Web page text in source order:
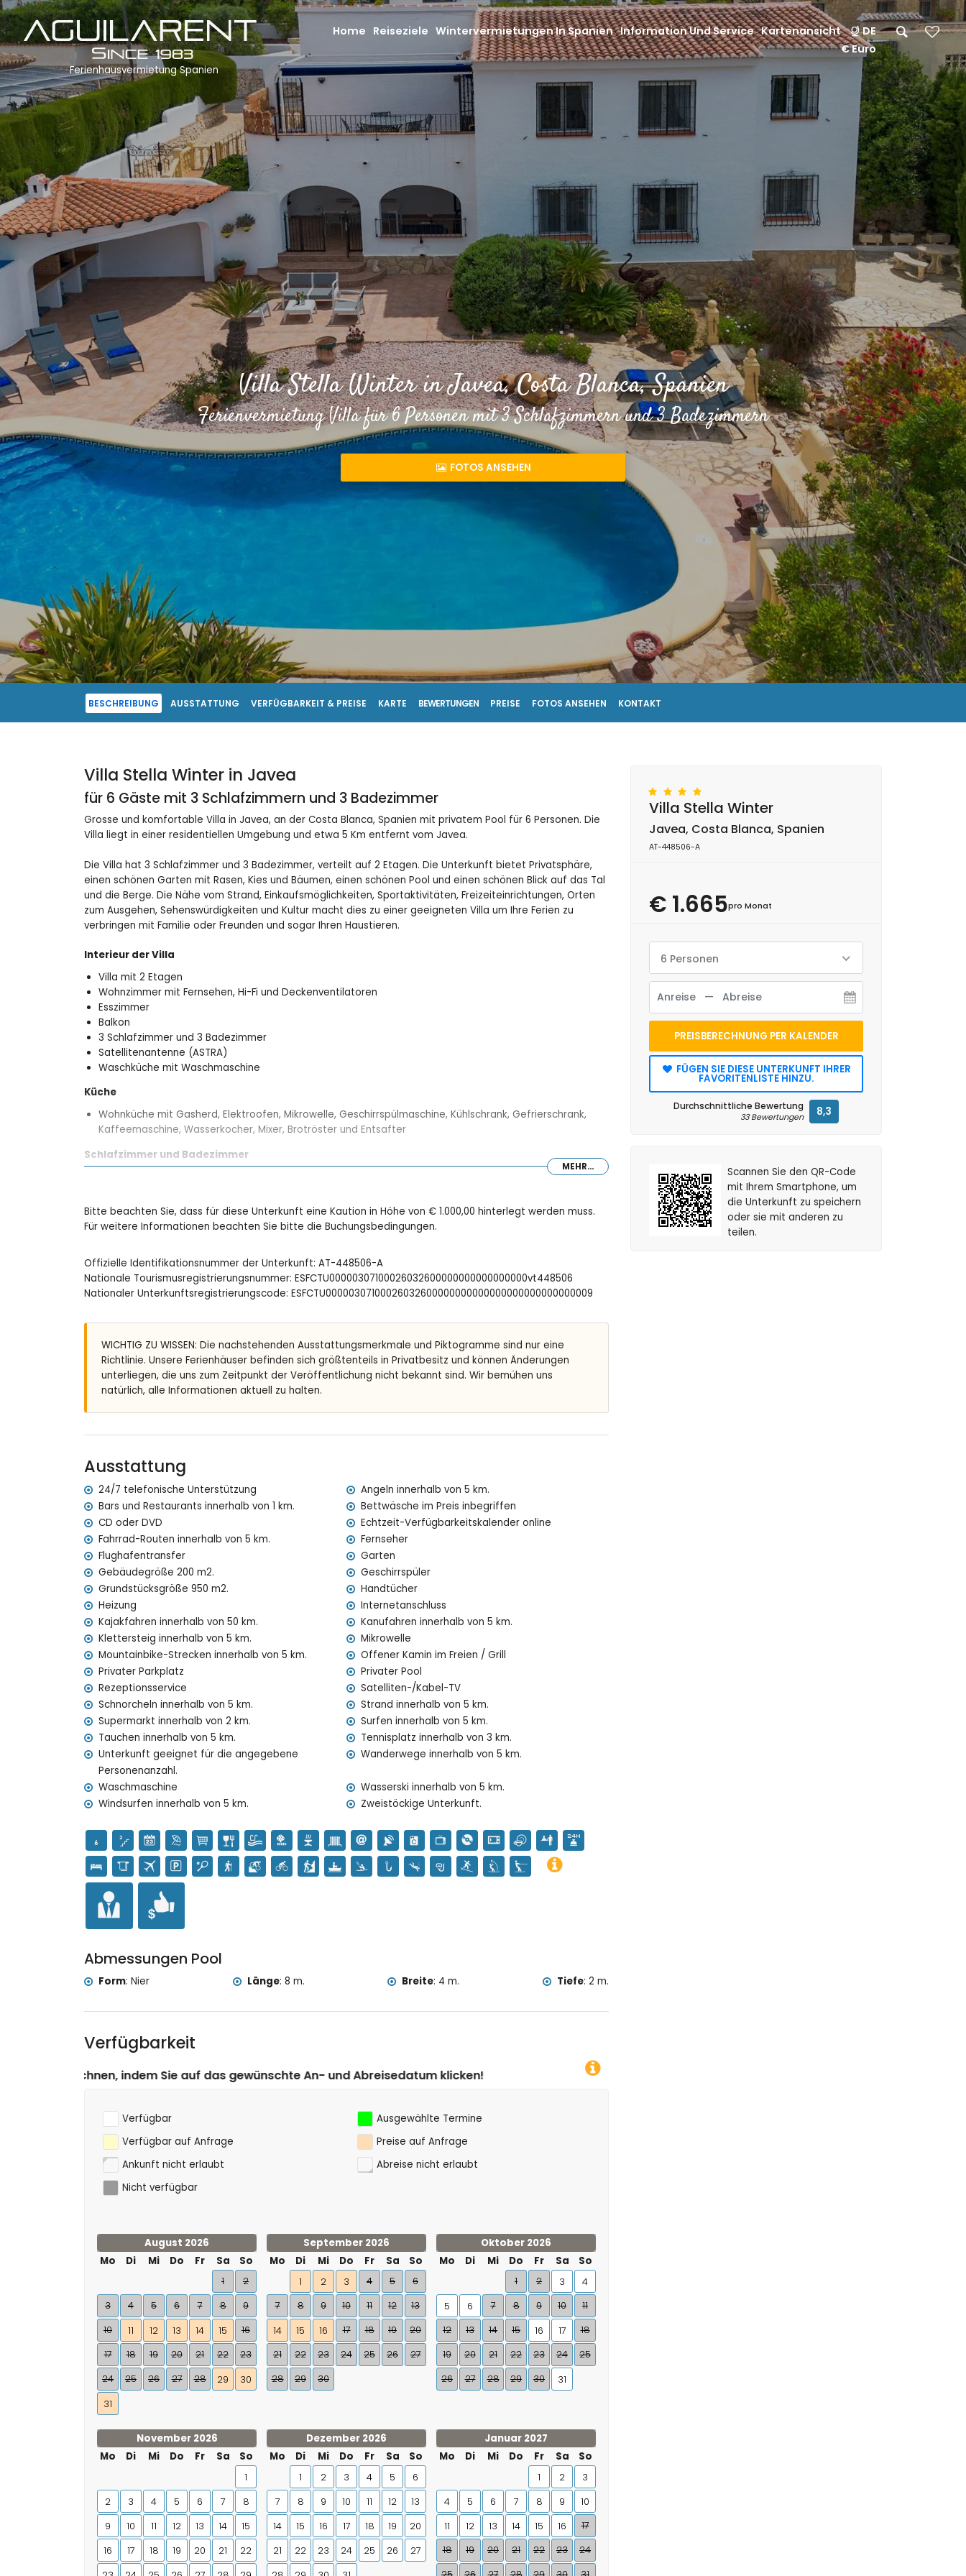
Villa Stella Winter in Javea, Costa Blanca, Spanien
Ferienvermietung Villa für 6 Personen mit 3 Schlafzimmern und 3 Badezimmern
FOTOS ANSEHEN
BESCHREIBUNG AUSSTATTUNG VERFÜGBARKEIT & PREISE KARTE BEWERTUNGEN PREISE FOTOS ANSEHEN KONTAKT
Villa Stella Winter in Javea
für 6 Gäste mit 3 Schlafzimmern und 3 Badezimmer
Grosse und komfortable Villa in Javea, an der Costa Blanca, Spanien mit privatem Pool für 6 Personen. Die
Villa liegt in einer residentiellen Umgebung und etwa 5 Km entfernt vom Javea.
Die Villa hat 3 Schlafzimmer und 3 Badezimmer, verteilt auf 2 Etagen. Die Unterkunft bietet Privatsphäre,
einen schönen Garten mit Rasen, Kies und Bäumen, einen schönen Pool und einen schönen Blick auf das Tal
und die Berge. Die Nähe vom Strand, Einkaufsmöglichkeiten, Sportaktivitäten, Freizeiteinrichtungen, Orten
zum Ausgehen, Sehenswürdigkeiten und Kultur macht dies zu einer geeigneten Villa um Ihre Ferien zu
verbringen mit Familie oder Freunden und sogar Ihren Haustieren.
Interieur der Villa
Villa mit 2 Etagen
Wohnzimmer mit Fernsehen, Hi-Fi und Deckenventilatoren
Esszimmer
Balkon
3 Schlafzimmer und 3 Badezimmer
Satellitenantenne (ASTRA)
Waschküche mit Waschmaschine
Küche
Wohnküche mit Gasherd, Elektroofen, Mikrowelle, Geschirrspülmaschine, Kühlschrank, Gefrierschrank,
Kaffeemaschine, Wasserkocher, Mixer, Brotröster und Entsafter
Schlafzimmer und Badezimmer
Schlafzimmer mit 2 Einzelbetten und Deckenventilatoren
2 Badezimmer, jedes mit Einzelwaschbecken, Dusche und Toilette
ensuite Badezimmer mit Einzelwaschbecken, Dusche und Toilette
Aussen
eingezäuntes Grundstück
3 Terrassen, wovon 1 überdacht
Aussenküche und Barbecue
Aussendusche
Freisitz und Essplatz im Freien
nächste(s) Ufer oder Küste: Mediterraneo, Javea (innerhalb von 5 Kilometern der Villa)
nächster Strand: Cala de la Granadella, Javea (innerhalb von 5 Kilometern der Villa)
nächster Hafen: Duanes del Mar,Javea (innerhalb von 5 Kilometern der Villa)
nächster Flughafen: Alicante (innerhalb von 100 Kilometern der Villa)
zweitnächster Flughafen: Valencia ( > 100 Kilometern der Villa)
Haustiere erlaubt
Features und Dienstleistungen die im Mietpreis enthalten sind der Villa
Internet (WiFi)
Staubsauger und Bügeleisen und-brett
Bettwäsche und Handtücher
Rezeptionsdienst und 24 Stunden telefonische Unterstützung
Features und Dienstleistungen gegen Aufpreis
Flughafenservice
Zentralheizung (Gasflaschen)
extra Bett und 2 Kinderbetten/Babybetten (auf Anfrage)
Unterhaltung und Freizeitaktivitäten für Ihre Ferien in Javea, an der Costa Blanca
Kino, Theater, Diskothek, Bar, Promenade (El Arenal und Javea) (innerhalb von 5 Kilometern der Villa)
Sehenswürdigkeiten und Kultur in Javea, an der Costa Blanca
Museum (Pueblo Histórico, Javea), Kirche (Virgen de Loreto, Puerto, Javea), Ruine (Histórico de Javea),
(innerhalb von 5 Kilometern der Villa)
Monument (Molinos de Viento und Javea) (innerhalb von 10 Kilometern der Villa)
Schloss (Portal de la Vila und Denia) (innerhalb von 25 Kilometern der Villa)
Sportaktivitäten
Tennis, Wandern, Mountainbiking, Radfahren, Klettern, Kanusport, Angeln, Tauchen, Schnorcheln, Surfen,
Wasserski und Windsurfen (innerhalb von 5 Kilometern der Villa)
Kajaksport (innerhalb von 50 Kilometern der Villa)
MEHR...
Bitte beachten Sie, dass für diese Unterkunft eine Kaution in Höhe von € 1.000,00 hinterlegt werden muss.
Für weitere Informationen beachten Sie bitte die Buchungsbedingungen.
Offizielle Identifikationsnummer der Unterkunft: AT-448506-A
Nationale Tourismusregistrierungsnummer: ESFCTU00000307100026032600000000000000000vt448506
Nationaler Unterkunftsregistrierungscode: ESFCTU00000307100026032600000000000000000000000000009
WICHTIG ZU WISSEN: Die nachstehenden Ausstattungsmerkmale und Piktogramme sind nur eine
Richtlinie. Unsere Ferienhäuser befinden sich größtenteils in Privatbesitz und können Änderungen
unterliegen, die uns zum Zeitpunkt der Veröffentlichung nicht bekannt sind. Wir bemühen uns
natürlich, alle Informationen aktuell zu halten.
Ausstattung
24/7 telefonische Unterstützung
Angeln innerhalb von 5 km.
Bars und Restaurants innerhalb von 1 km.
Bettwäsche im Preis inbegriffen
CD oder DVD
Echtzeit-Verfügbarkeitskalender online
Fahrrad-Routen innerhalb von 5 km.
Fernseher
Flughafentransfer
Garten
Gebäudegröße 200 m2.
Geschirrspüler
Grundstücksgröße 950 m2.
Handtücher
Heizung
Internetanschluss
Kajakfahren innerhalb von 50 km.
Kanufahren innerhalb von 5 km.
Klettersteig innerhalb von 5 km.
Mikrowelle
Mountainbike-Strecken innerhalb von 5 km.
Offener Kamin im Freien / Grill
Privater Parkplatz
Privater Pool
Rezeptionsservice
Satelliten-/Kabel-TV
Schnorcheln innerhalb von 5 km.
Strand innerhalb von 5 km.
Supermarkt innerhalb von 2 km.
Surfen innerhalb von 5 km.
Tauchen innerhalb von 5 km.
Tennisplatz innerhalb von 3 km.
Unterkunft geeignet für die angegebene
Personenanzahl.
Wanderwege innerhalb von 5 km.
Waschmaschine
Wasserski innerhalb von 5 km.
Windsurfen innerhalb von 5 km.
Zweistöckige Unterkunft.
Abmessungen Pool
Form: Nier Länge: 8 m. Breite: 4 m. Tiefe: 2 m.
Verfügbarkeit
auf das gewünschte An- und Abreisedatum klicken!
Verfügbar
Ausgewählte Termine
Verfügbar auf Anfrage
Preise auf Anfrage
Ankunft nicht erlaubt
Abreise nicht erlaubt
Nicht verfügbar
August 2026
Mo
Di Mi Do Fr Sa So
1
2
3
4 5 6 7 8
9
10
11 12 13 14 15
16
17
18 19 20 21 22
23
24
25 26 27 28 29
30
31
September 2026
Mo
Di Mi Do Fr Sa So
1 2 3 4 5
6
7
8 9 10 11 12 13
14 15 16 17 18 19
20
21
22 23 24 25 26
27
28
29 30
Oktober 2026
Mo
Di Mi Do Fr Sa So
1 2 3
4
5
6 7 8 9 10
11
12
13 14 15 16 17
18
19
20 21 22 23 24
25
26
27 28 29 30 31
November 2026
Mo
Di Mi Do Fr Sa So
1
2
3 4 5 6 7
8
9
10 11 12 13 14
15
16
17 18 19 20 21
22
Dezember 2026
Mo
Di Mi Do Fr Sa So
1 2 3 4 5
6
7
8 9 10 11 12
13
14
15 16 17 18 19
20
21
22 23 24 25 26
27
Januar 2027
Mo
Di Mi Do Fr Sa So
1 2
3
4
5 6 7 8 9
10
11
12 13 14 15 16
17
18
19 20 21 22 23
24
Villa Stella Winter
Javea, Costa Blanca, Spanien
AT-448506-A
€ 1.665pro Monat
6 Personen
PREISBERECHNUNG PER KALENDER
FÜGEN SIE DIESE UNTERKUNFT IHRER
FAVORITENLISTE HINZU.
Durchschnittliche Bewertung
33 Bewertungen 8,3
Scannen Sie den QR-Code
mit Ihrem Smartphone, um
die Unterkunft zu speichern
oder sie mit anderen zu
teilen.
Ferienhausvermietung Spanien
Home Reiseziele Wintervermietungen In Spanien Information Und Service Kartenansicht
DE
€ Euro